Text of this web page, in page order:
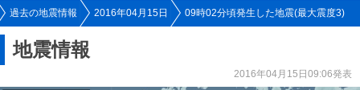
過去の地震情報 2016年04月15日 09時02分頃発生した地震(最大震度3)
地震情報
2016年04月15日09:06発表